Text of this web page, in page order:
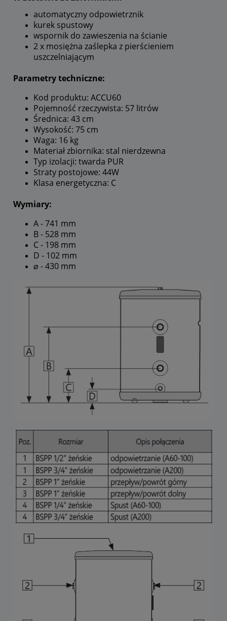
automatyczny odpowietrznik
kurek spustowy
wspornik do zawieszenia na ścianie
2 x mosiężna zaślepka z pierścieniem
uszczelniającym
Parametry techniczne:
Kod produktu: ACCU60
Pojemność rzeczywista: 57 litrów
Średnica: 43 cm
Wysokość: 75 cm
Waga: 16 kg
Materiał zbiornika: stal nierdzewna
Typ izolacji: twarda PUR
Straty postojowe: 44W
Klasa energetyczna: C
Wymiary:
A - 741 mm
B - 528 mm
C - 198 mm
D - 102 mm
⌀ - 430 mm